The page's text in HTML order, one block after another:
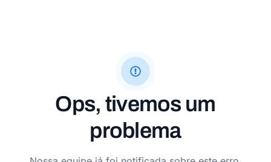
Ops, tivemos um
problema